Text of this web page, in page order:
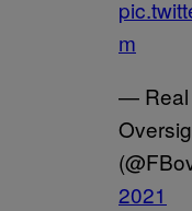
m
— Real
2021